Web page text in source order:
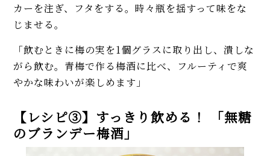
カーを注ぎ、フタをする。時々瓶を揺すって味をな
じませる。
「飲むときに梅の実を1個グラスに取り出し、潰しな
がら飲む。青梅で作る梅酒に比べ、フルーティで爽
やかな味わいが楽しめます」
【レシピ③】すっきり飲める！ 「無糖
のブランデー梅酒」